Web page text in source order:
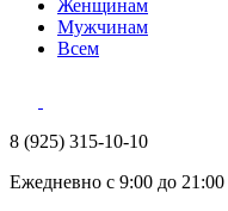
Женщинам
Мужчинам
Всем
8 (925) 315-10-10
Ежедневно с 9:00 до 21:00